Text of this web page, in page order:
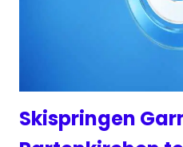
Skispringen